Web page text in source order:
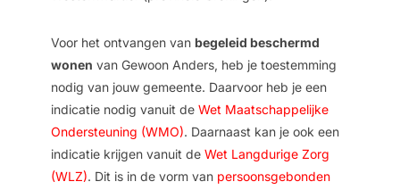
Voor het ontvangen van begeleid beschermd
wonen van Gewoon Anders, heb je toestemming
nodig van jouw gemeente. Daarvoor heb je een
indicatie nodig vanuit de Wet Maatschappelijke
Ondersteuning (WMO). Daarnaast kan je ook een
indicatie krijgen vanuit de Wet Langdurige Zorg
(WLZ). Dit is in de vorm van persoonsgebonden